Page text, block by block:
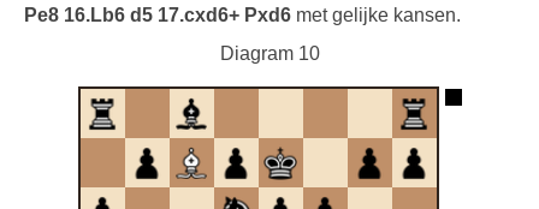
Pe8 16.Lb6 d5 17.cxd6+ Pxd6 met gelijke kansen.
Diagram 10